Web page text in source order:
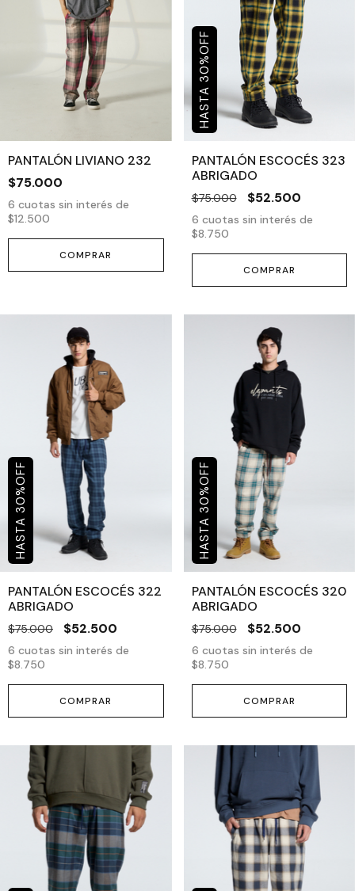
PANTALÓN LIVIANO 232
$75.000
6 cuotas sin interés de
$12.500
COMPRAR
30
%
OFF
PANTALÓN ESCOCÉS 323
ABRIGADO
$75.000 $52.500
6 cuotas sin interés de
$8.750
COMPRAR
30
%
OFF
PANTALÓN ESCOCÉS 322
ABRIGADO
$75.000 $52.500
6 cuotas sin interés de
$8.750
COMPRAR
30
%
OFF
PANTALÓN ESCOCÉS 320
ABRIGADO
$75.000 $52.500
6 cuotas sin interés de
$8.750
COMPRAR